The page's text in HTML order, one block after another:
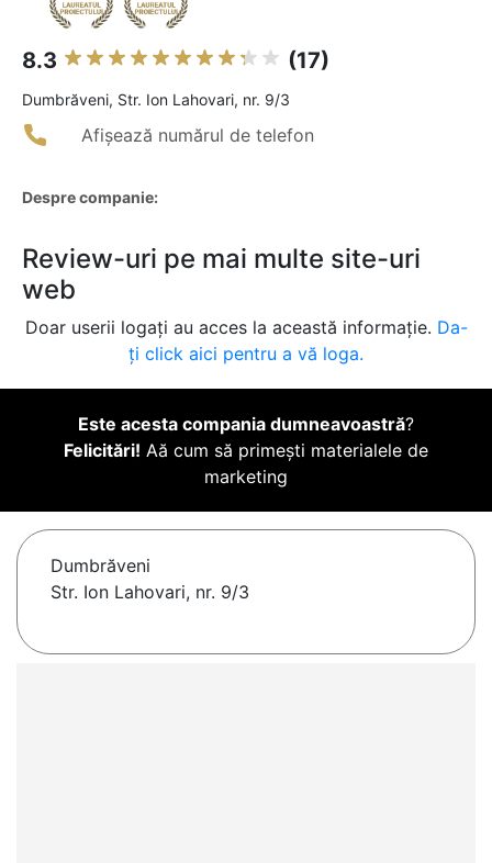
8.3 (17)
Dumbrăveni, Str. Ion Lahovari, nr. 9/3
Afișează numărul de telefon
Despre companie:
Review-uri pe mai multe site-uri
web
Doar userii logați au acces la această informație. Da-
ți click aici pentru a vă loga.
Este acesta compania dumneavoastră?
Felicitări! Aă cum să primești materialele de
marketing
Dumbrăveni
Str. Ion Lahovari, nr. 9/3